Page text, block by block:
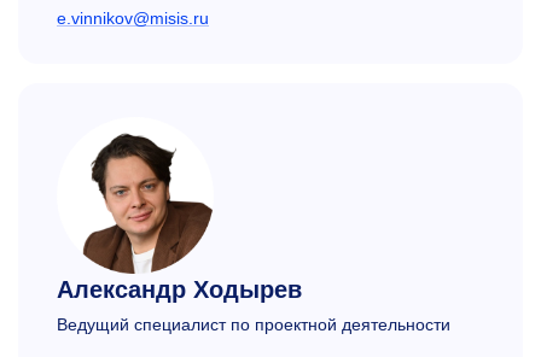
e.vinnikov@misis.ru
Александр Ходырев
Ведущий специалист по проектной деятельности